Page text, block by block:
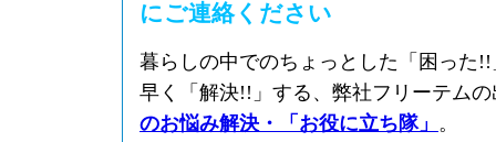
にご連絡ください
暮らしの中でのちょっとした「困った
早く「解決!!」する、弊社フリーテム
のお悩み解決・「お役に立ち隊」 。